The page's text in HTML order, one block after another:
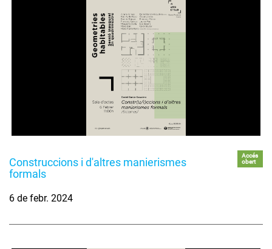
Construccions i d'altres manierismes
formals
Accés
obert
6 de febr. 2024